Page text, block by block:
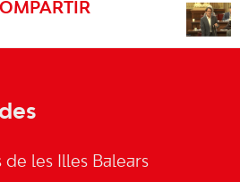
de les Illes Balears